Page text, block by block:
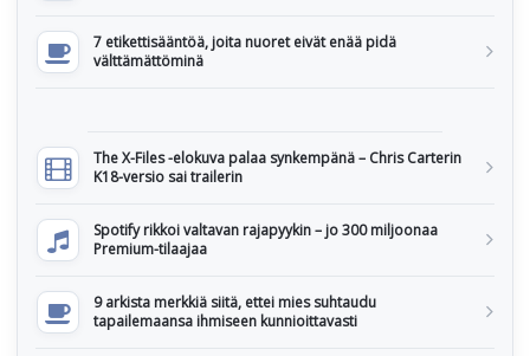
7 etikettisääntöä, joita nuoret eivät enää pidä
välttämättöminä
The X-Files -elokuva palaa synkempänä – Chris Carterin
K18-versio sai trailerin
Spotify rikkoi valtavan rajapyykin – jo 300 miljoonaa
Premium-tilaajaa
9 arkista merkkiä siitä, ettei mies suhtaudu
tapailemaansa ihmiseen kunnioittavasti